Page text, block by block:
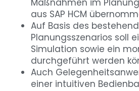
Maßnahmen im
aus SAP HCM
Auf Basis des
Planungsszenarios soll
Simulation sowie ein
durchgeführt werden
Auch
einer intuitiven